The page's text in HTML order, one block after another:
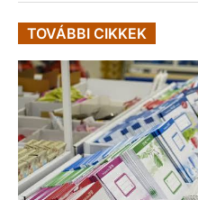
TOVÁBBI CIKKEK